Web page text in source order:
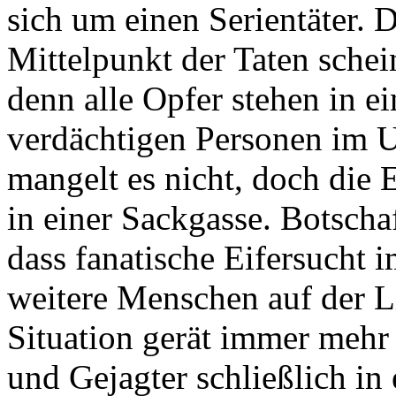
sich um einen Serientäter.
Mittelpunkt der Taten
denn alle Opfer stehen in
verdächtigen Personen im
mangelt es nicht, doch die
in einer Sackgasse.
dass fanatische Eifersucht
weitere Menschen auf der
Situation gerät immer
und Gejagter schließlich in